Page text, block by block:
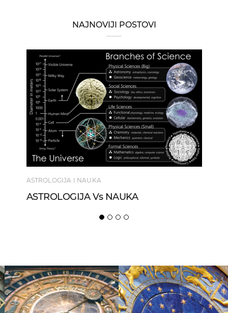
NAJNOVIJI POSTOVI
ASTROLOGIJA I NAUKA
ASTROLOGIJA Vs NAUKA